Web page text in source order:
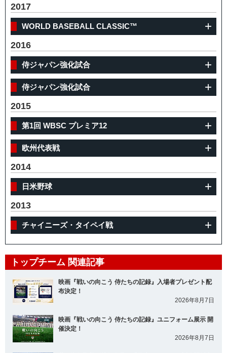
2017
WORLD BASEBALL CLASSIC™
2016
侍ジャパン強化試合
侍ジャパン強化試合
2015
第1回 WBSC プレミア12
欧州代表戦
2014
日米野球
2013
チャイニーズ・タイペイ戦
トップチーム 関連記事
映画『戦いの向こう 侍たちの記録』入場者プレゼント配
布決定！
2026年8月7日
映画『戦いの向こう 侍たちの記録』ユニフォーム展示 開
催決定！
2026年8月7日